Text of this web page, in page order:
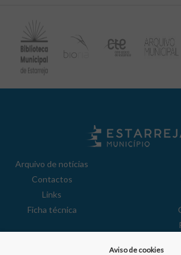
Arquivo de notícias
Contactos
Links
Ficha técnica
Aviso de cookies